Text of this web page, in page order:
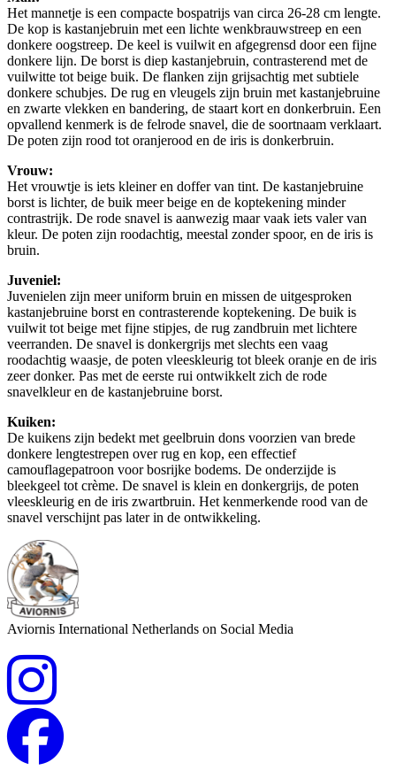
Het mannetje is een compacte bospatrijs van circa 26-28 cm lengte.
De kop is kastanjebruin met een lichte wenkbrauwstreep en een
donkere oogstreep. De keel is vuilwit en afgegrensd door een fijne
donkere lijn. De borst is diep kastanjebruin, contrasterend met de
vuilwitte tot beige buik. De flanken zijn grijsachtig met subtiele
donkere schubjes. De rug en vleugels zijn bruin met kastanjebruine
en zwarte vlekken en bandering, de staart kort en donkerbruin. Een
opvallend kenmerk is de felrode snavel, die de soortnaam verklaart.
De poten zijn rood tot oranjerood en de iris is donkerbruin.
Vrouw:
Het vrouwtje is iets kleiner en doffer van tint. De kastanjebruine
borst is lichter, de buik meer beige en de koptekening minder
contrastrijk. De rode snavel is aanwezig maar vaak iets valer van
kleur. De poten zijn roodachtig, meestal zonder spoor, en de iris is
bruin.
Juveniel:
Juvenielen zijn meer uniform bruin en missen de uitgesproken
kastanjebruine borst en contrasterende koptekening. De buik is
vuilwit tot beige met fijne stipjes, de rug zandbruin met lichtere
veerranden. De snavel is donkergrijs met slechts een vaag
roodachtig waasje, de poten vleeskleurig tot bleek oranje en de iris
zeer donker. Pas met de eerste rui ontwikkelt zich de rode
snavelkleur en de kastanjebruine borst.
Kuiken:
De kuikens zijn bedekt met geelbruin dons voorzien van brede
donkere lengtestrepen over rug en kop, een effectief
camouflagepatroon voor bosrijke bodems. De onderzijde is
bleekgeel tot crème. De snavel is klein en donkergrijs, de poten
vleeskleurig en de iris zwartbruin. Het kenmerkende rood van de
snavel verschijnt pas later in de ontwikkeling.
Aviornis International Netherlands on Social Media